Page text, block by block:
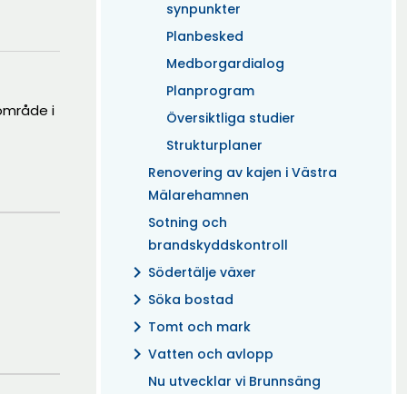
synpunkter
Planbesked
Medborgardialog
Planprogram
Översiktliga studier
Strukturplaner
Renovering av kajen i Västra
Mälarehamnen
Sotning och
brandskyddskontroll
chevron_right Södertälje växer
chevron_right Söka bostad
chevron_right Tomt och mark
chevron_right Vatten och avlopp
Nu utvecklar vi Brunnsäng
i